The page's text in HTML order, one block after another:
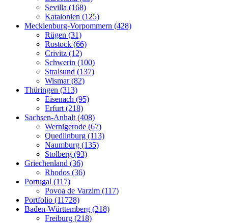
Sevilla (168)
Katalonien (125)
Mecklenburg-Vorpommern (428)
Rügen (31)
Rostock (66)
Crivitz (12)
Schwerin (100)
Stralsund (137)
Wismar (82)
Thüringen (313)
Eisenach (95)
Erfurt (218)
Sachsen-Anhalt (408)
Wernigerode (67)
Quedlinburg (113)
Naumburg (135)
Stolberg (93)
Griechenland (36)
Rhodos (36)
Portugal (117)
Povoa de Varzim (117)
Portfolio (11728)
Baden-Württemberg (218)
Freiburg (218)